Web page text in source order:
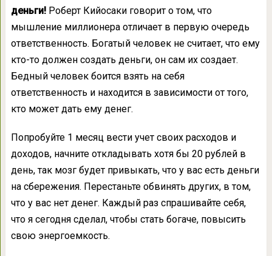
деньги! Роберт Кийосаки говорит о том, что
мышление миллионера отличает в первую очередь
ответственность. Богатый человек не считает, что ему
кто-то должен создать деньги, он сам их создает.
Бедный человек боится взять на себя
ответственность и находится в зависимости от того,
кто может дать ему денег.
Попробуйте 1 месяц вести учет своих расходов и
доходов, начните откладывать хотя бы 20 рублей в
день, так мозг будет привыкать, что у вас есть деньги
на сбережения. Перестаньте обвинять других, в том,
что у вас нет денег. Каждый раз спрашивайте себя,
что я сегодня сделал, чтобы стать богаче, повысить
свою энергоемкость.